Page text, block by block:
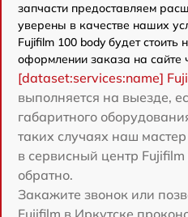
запчасти предоставляем
уверены в качестве наших
Fujifilm 100 body будет
оформлении заказа на сайте
[dataset:services:name]
выполняется на выезде,
габаритного
таких случаях наш
в сервисный центр Fujifilm
обратно.
Закажите звонок или